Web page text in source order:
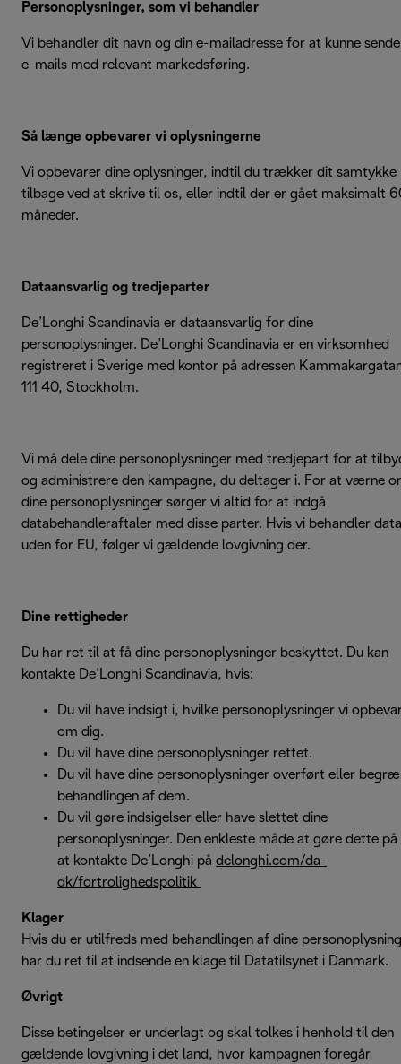
Personoplysninger, som vi behandler
Vi behandler dit navn og din e-mailadresse for at kunne
e-mails med relevant markedsføring.
Så længe opbevarer vi oplysningerne
Vi opbevarer dine oplysninger, indtil du trækker dit samtykke
tilbage ved at skrive til os, eller indtil der er gået maksimalt
måneder.
Dataansvarlig og tredjeparter
De’Longhi Scandinavia er dataansvarlig for dine
personoplysninger. De’Longhi Scandinavia er en virksomhed
registreret i Sverige med kontor på adressen
111 40, Stockholm.
Vi må dele dine personoplysninger med tredjepart for at
og administrere den kampagne, du deltager i. For at værne
dine personoplysninger sørger vi altid for at indgå
databehandleraftaler med disse parter. Hvis vi behandler data
uden for EU, følger vi gældende lovgivning der.
Dine rettigheder
Du har ret til at få dine personoplysninger beskyttet. Du kan
kontakte De’Longhi Scandinavia, hvis:
Du vil have indsigt i, hvilke personoplysninger vi
om dig.
Du vil have dine personoplysninger rettet.
Du vil have dine personoplysninger overført eller
behandlingen af dem.
Du vil gøre indsigelser eller have slettet dine
personoplysninger. Den enkleste måde at gøre dette på
at kontakte De’Longhi på delonghi.com/da-
dk/fortrolighedspolitik
Klager
Hvis du er utilfreds med behandlingen af dine
har du ret til at indsende en klage til Datatilsynet i Danmark.
Øvrigt
Disse betingelser er underlagt og skal tolkes i henhold til den
gældende lovgivning i det land, hvor kampagnen foregår